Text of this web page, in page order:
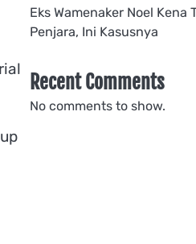
Eks Wamenaker Noel
Penjara, Ini Kasusnya
Recent Comments
No comments to show.